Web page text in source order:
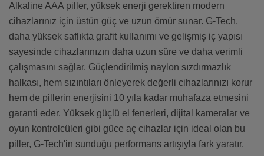
Alkaline AAA piller, yüksek enerji gerektiren modern
cihazlarınız için üstün güç ve uzun ömür sunar. G-Tech,
daha yüksek saflıkta grafit kullanımı ve gelişmiş iç yapısı
sayesinde cihazlarınızın daha uzun süre ve daha verimli
çalışmasını sağlar. Güçlendirilmiş naylon sızdırmazlık
halkası, hem sızıntıları önleyerek değerli cihazlarınızı korur
hem de pillerin enerjisini 10 yıla kadar muhafaza etmesini
garanti eder. Yüksek güçlü el fenerleri, dijital kameralar ve
oyun kontrolcüleri gibi güce aç cihazlar için ideal olan bu
piller, G-Tech'in sunduğu performans artışıyla fark yaratır.